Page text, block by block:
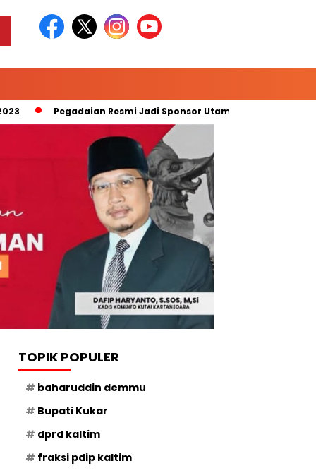
Pegadaian Resmi Jadi Sponsor Utama “Pegadaian Liga 2
TOPIK POPULER
baharuddin demmu
Bupati Kukar
dprd kaltim
fraksi pdip kaltim